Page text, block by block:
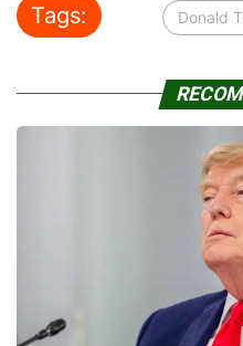
Tags: Donald